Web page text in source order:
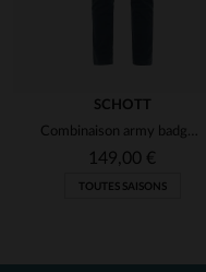
SCHOTT
Combinaison army badgée couleur bleu pacific
149,00 €
TOUTES SAISONS